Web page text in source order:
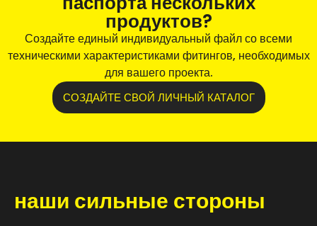
продуктов?
Создайте единый индивидуальный файл со всеми
техническими характеристиками фитингов, необходимых
для вашего проекта.
СОЗДАЙТЕ СВОЙ ЛИЧНЫЙ КАТАЛОГ
наши сильные стороны